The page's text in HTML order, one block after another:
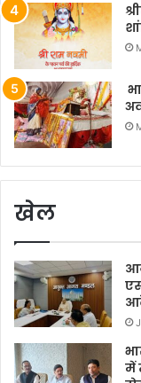
खेल
में